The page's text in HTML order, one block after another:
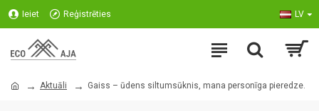
Ieiet Reģistrēties LV
Aktuāli Gaiss – ūdens siltumsūknis, mana personīga pieredze.